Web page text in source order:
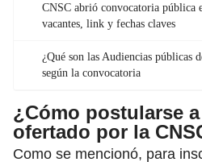
CNSC abrió convocatoria pública
vacantes, link y fechas claves
¿Qué son las Audiencias públicas
según la convocatoria
¿Cómo postularse
ofertado por la
Como se mencionó, para